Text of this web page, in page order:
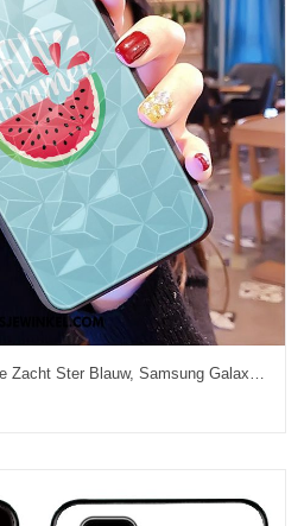
Samsung Galaxy A51 Hoesje Zacht Ster Blauw, Samsung Galaxy A51 Hoesje Ruit Spotprent